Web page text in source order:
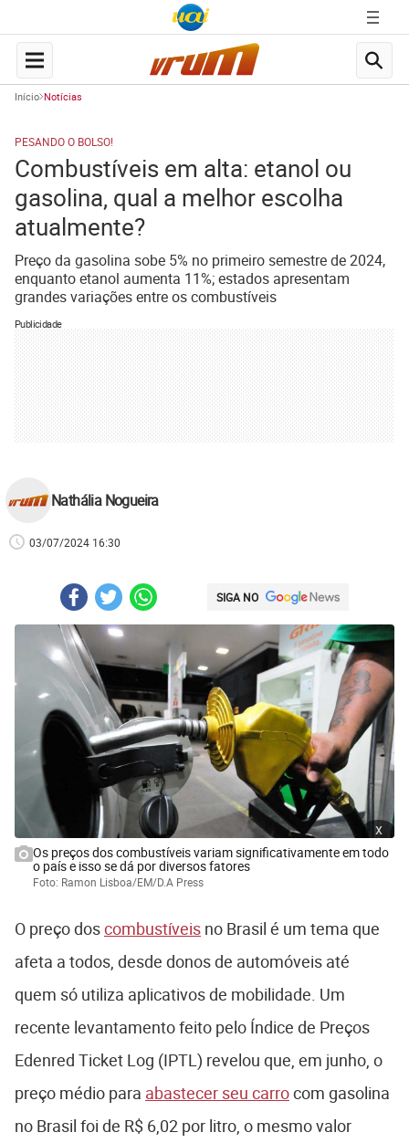
Início Notícias
PESANDO O BOLSO!
Combustíveis em alta: etanol ou
gasolina, qual a melhor escolha
atualmente?
Preço da gasolina sobe 5% no primeiro semestre de 2024,
enquanto etanol aumenta 11%; estados apresentam
grandes variações entre os combustíveis
Publicidade
Nathália Nogueira
03/07/2024 16:30
SIGA NO
x
Os preços dos combustíveis variam significativamente em todo
o país e isso se dá por diversos fatores
Foto: Ramon Lisboa/EM/D.A Press
O preço doscombustíveis no Brasil é um tema que
afeta a todos, desde donos de automóveis até
quem só utiliza aplicativos de mobilidade. Um
recente levantamento feito pelo Índice de Preços
Edenred Ticket Log (IPTL) revelou que, em junho, o
preço médio para abastecer seu carrocom gasolina
no Brasil foi de R$ 6,02 por litro, o mesmo valor